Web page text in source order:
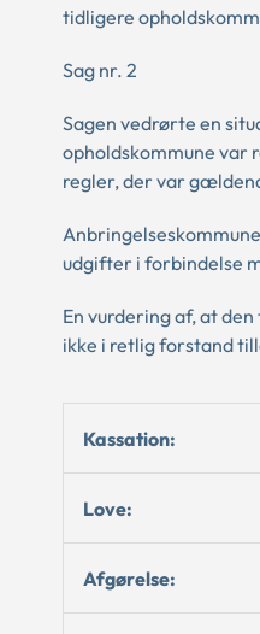
tidligere
Sag nr. 2
Sagen vedrørte en
opholdskommune var
regler, der var
udgifter i forbindelse
En vurdering af, at
ikke i retlig forstand
Kassation:
Love:
Afgørelse: